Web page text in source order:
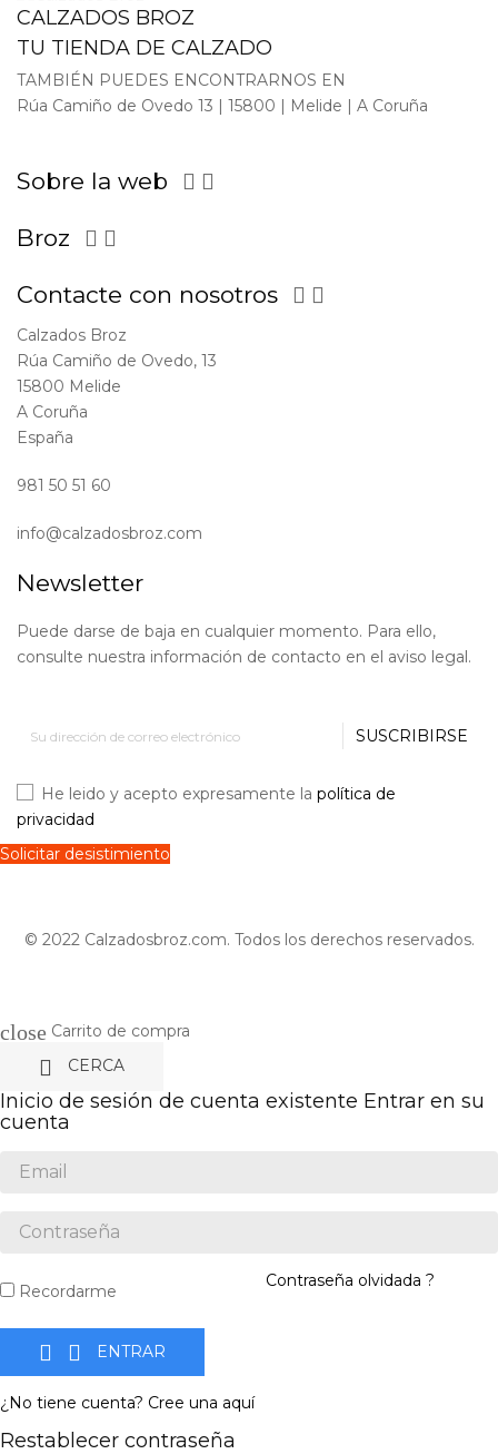
CALZADOS BROZ
TU TIENDA DE CALZADO
TAMBIÉN PUEDES ENCONTRARNOS EN
Rúa Camiño de Ovedo 13 | 15800 | Melide | A Coruña
Sobre la web  
Broz  
Contacte con nosotros  
Calzados Broz
Rúa Camiño de Ovedo, 13
15800 Melide
A Coruña
España
981 50 51 60
info@calzadosbroz.com
Newsletter
Puede darse de baja en cualquier momento. Para ello,
consulte nuestra información de contacto en el aviso legal.
SUSCRIBIRSE
He leido y acepto expresamente la política de
privacidad
Solicitar desistimiento
© 2022 Calzadosbroz.com. Todos los derechos reservados.
close Carrito de compra
 CERCA
Inicio de sesión de cuenta existente Entrar en su
cuenta
Recordarme
Contraseña olvidada ?
  ENTRAR
¿No tiene cuenta? Cree una aquí
Restablecer contraseña